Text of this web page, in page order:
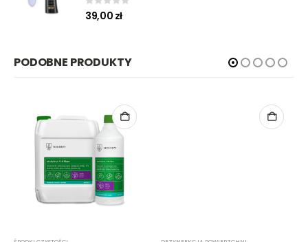
0out of 5
39,00 zł
PODOBNE PRODUKTY